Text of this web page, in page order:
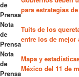
de
Prensa
para estrategias
Nota
de
Prensa
Tuits de los
entre los de mejor
Nota
de
Prensa
Mapa y
México del 11 de